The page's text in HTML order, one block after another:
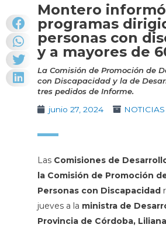
Montero
programas
personas con
y a mayores de
La Comisión de Promoción de
con Discapacidad y la de
tres pedidos de Informe.
junio 27, 2024
NOTICIAS
LasComisiones de
la Comisión de Promoción
Personas con Discapacidad
jueves a la ministra de
Provincia de Córdoba,